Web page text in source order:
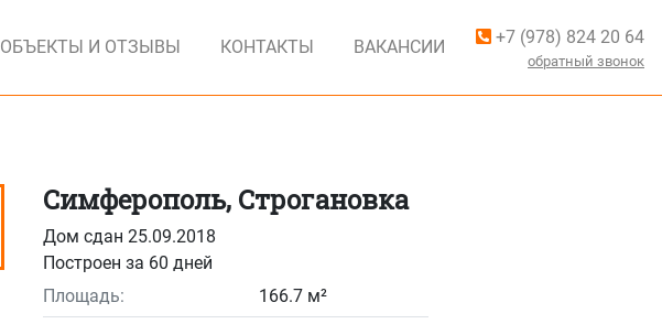
ОБЪЕКТЫ И ОТЗЫВЫ КОНТАКТЫ ВАКАНСИИ +7 (978) 824 20 64
обратный звонок
Симферополь, Строгановка
Дом сдан 25.09.2018
Построен за 60 дней
Площадь:
166.7 м²